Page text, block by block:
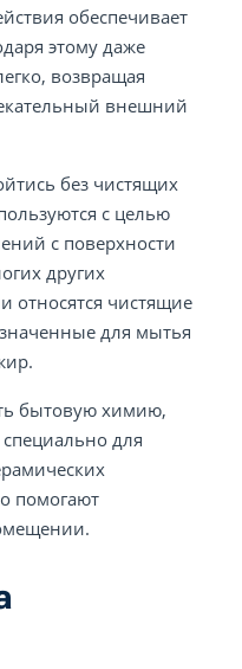
обеспечивает
этому даже
возвращая
внешний
без чистящих
с целью
с поверхности
других
относятся чистящие
для мытья
бытовую химию,
специально для
помогают